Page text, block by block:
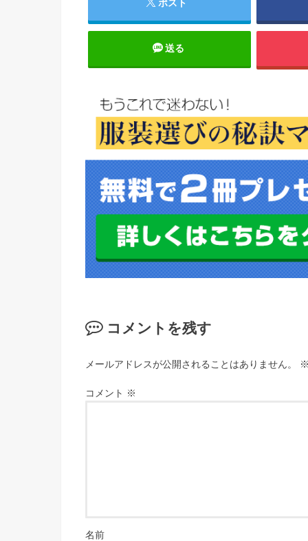
ポスト
送る
コメントを残す
メールアドレスが公開されることはありません。
コメント ※
名前